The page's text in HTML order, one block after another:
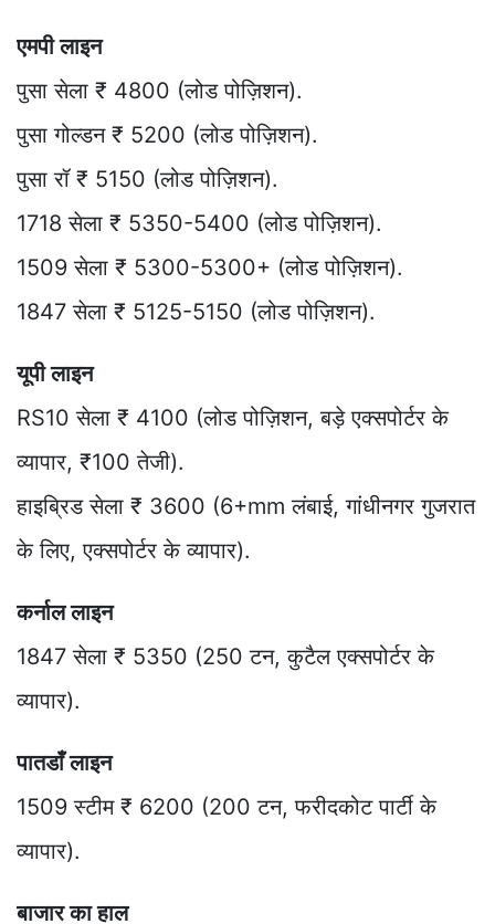
एमपी लाइन
पुसा सेला ₹ 4800 (लोड पोज़िशन).
पुसा गोल्डन ₹ 5200 (लोड पोज़िशन).
पुसा रॉ ₹ 5150 (लोड पोज़िशन).
1718 सेला ₹ 5350-5400 (लोड पोज़िशन).
1509 सेला ₹ 5300-5300+ (लोड पोज़िशन).
1847 सेला ₹ 5125-5150 (लोड पोज़िशन).
यूपी लाइन
RS10 सेला ₹ 4100 (लोड पोज़िशन, बड़े एक्सपोर्टर के
व्यापार, ₹100 तेजी).
हाइब्रिड सेला ₹ 3600 (6+mm लंबाई, गांधीनगर गुजरात
के लिए, एक्सपोर्टर के व्यापार).
कर्नाल लाइन
1847 सेला ₹ 5350 (250 टन, कुटैल एक्सपोर्टर के
व्यापार).
पातडाँ लाइन
1509 स्टीम ₹ 6200 (200 टन, फरीदकोट पार्टी के
व्यापार).
बाजार का हाल